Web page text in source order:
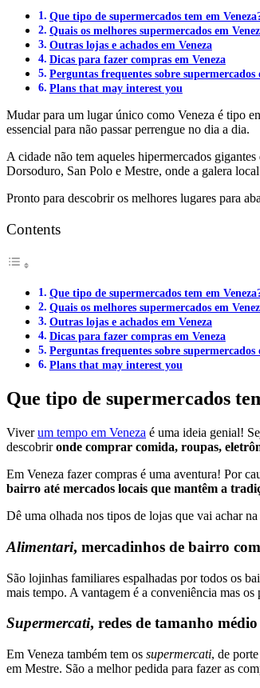
Que tipo de supermercados tem em
Quais os melhores supermercados em
Outras lojas e achados em Veneza
Dicas para fazer compras em Veneza
Perguntas frequentes sobre supermercados
Plans that may interest you
Mudar para um lugar único como Veneza é tipo
essencial para não passar perrengue no dia a dia.
A cidade não tem aqueles hipermercados gigantes
Dorsoduro, San Polo e Mestre, onde a galera
Pronto para descobrir os melhores lugares para
Contents
Que tipo de supermercados tem em
Quais os melhores supermercados em
Outras lojas e achados em Veneza
Dicas para fazer compras em Veneza
Perguntas frequentes sobre supermercados
Plans that may interest you
Que tipo de supermercados
Viverum tempo em Veneza é uma ideia genial!
descobrironde comprar comida, roupas,
Em Veneza fazer compras é uma aventura! Por
bairro até mercados locais que mantêm a
Dê uma olhada nos tipos de lojas que vai achar
Alimentari, mercadinhos de bairro
São lojinhas familiares espalhadas por todos os
mais tempo. A vantagem é a conveniência mas
Supermercati, redes de tamanho médio
Em Veneza também tem os supermercati, de
em Mestre. São a melhor pedida para fazer as